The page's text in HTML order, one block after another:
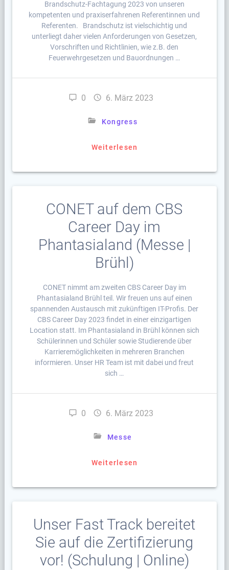
Brandschutz-Fachtagung 2023 von unseren
kompetenten und praxiserfahrenen Referentinnen und
Referenten. Brandschutz ist vielschichtig und
unterliegt daher vielen Anforderungen von Gesetzen,
Vorschriften und Richtlinien, wie z.B. den
Feuerwehrgesetzen und Bauordnungen …
0 6. März 2023
Kongress
Weiterlesen
CONET auf dem CBS
Career Day im
Phantasialand (Messe |
Brühl)
CONET nimmt am zweiten CBS Career Day im
Phantasialand Brühl teil. Wir freuen uns auf einen
spannenden Austausch mit zukünftigen IT-Profis. Der
CBS Career Day 2023 findet in einer einzigartigen
Location statt. Im Phantasialand in Brühl können sich
Schülerinnen und Schüler sowie Studierende über
Karrieremöglichkeiten in mehreren Branchen
informieren. Unser HR Team ist mit dabei und freut
sich …
0 6. März 2023
Messe
Weiterlesen
Unser Fast Track bereitet
Sie auf die Zertifizierung
vor! (Schulung | Online)